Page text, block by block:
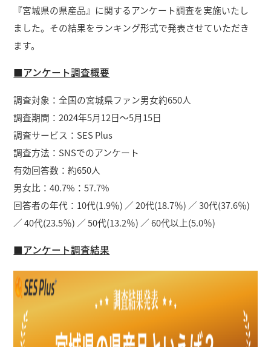
『宮城県の県産品』に関するアンケート調査を実施いたし
ました。その結果をランキング形式で発表させていただき
ます。
■アンケート調査概要
調査対象：全国の宮城県ファン男女約650人
調査期間：2024年5月12日～5月15日
調査サービス：SES Plus
調査方法：SNSでのアンケート
有効回答数：約650人
男女比：40.7%：57.7%
回答者の年代：10代(1.9％) ／ 20代(18.7％) ／ 30代(37.6％)
／ 40代(23.5％) ／ 50代(13.2％) ／ 60代以上(5.0％)
■アンケート調査結果